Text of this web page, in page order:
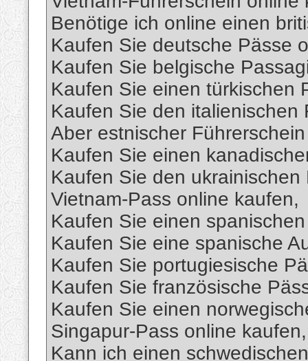
Benötige ich online einen
Kaufen Sie deutsche Pässe
Kaufen Sie belgische
Kaufen Sie einen türkischen
Kaufen Sie den italienischen
Aber estnischer
Kaufen Sie einen
Kaufen Sie den ukrainischen
Vietnam-Pass online kaufen,
Kaufen Sie einen
Kaufen Sie eine spanische
Kaufen Sie portugiesische
Kaufen Sie französische
Kaufen Sie einen
Singapur-Pass online kaufen,
Kann ich einen